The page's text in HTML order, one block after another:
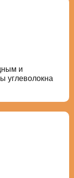
и
углеволокна